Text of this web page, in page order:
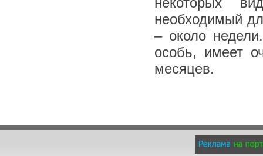
необходимый
– около
особь, имеет
месяцев.